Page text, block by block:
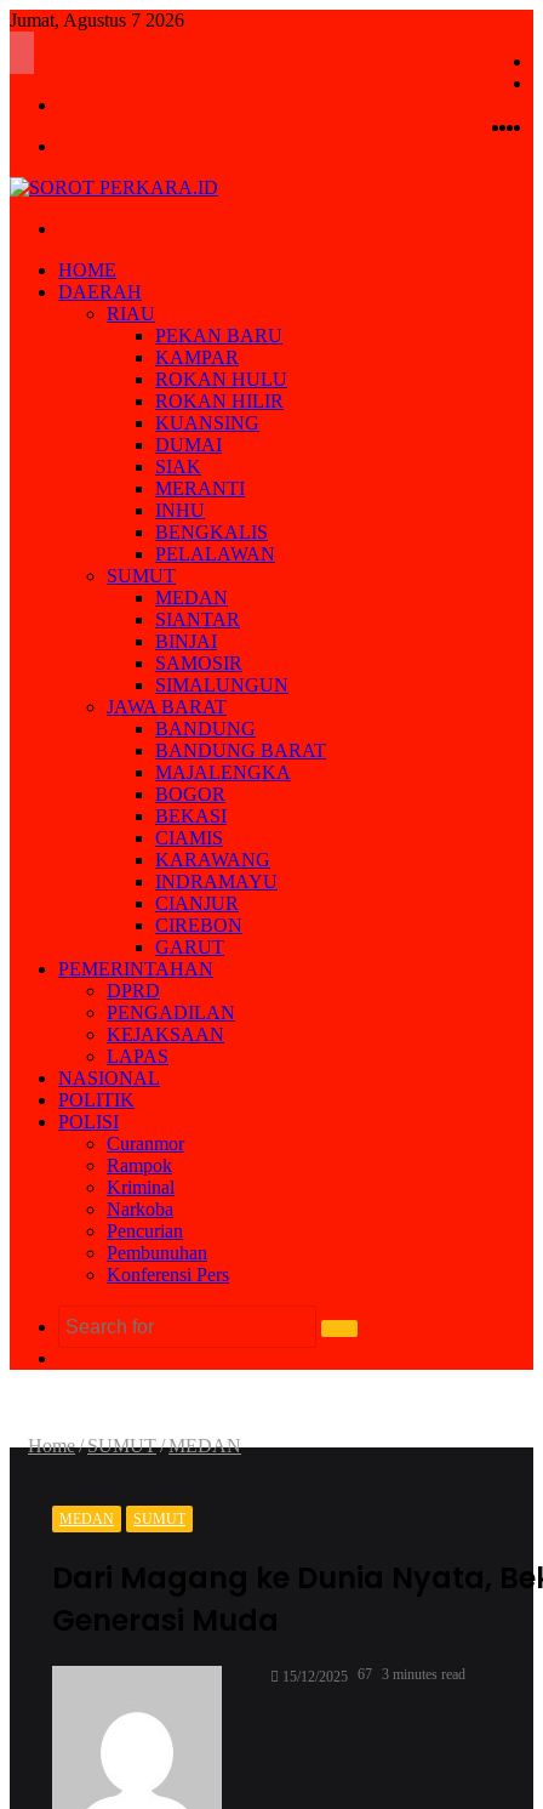
Jumat, Agustus 7 2026
HOME
DAERAH
RIAU
PEKAN BARU
KAMPAR
ROKAN HULU
ROKAN HILIR
KUANSING
DUMAI
SIAK
MERANTI
INHU
BENGKALIS
PELALAWAN
SUMUT
MEDAN
SIANTAR
BINJAI
SAMOSIR
SIMALUNGUN
JAWA BARAT
BANDUNG
BANDUNG BARAT
MAJALENGKA
BOGOR
BEKASI
CIAMIS
KARAWANG
INDRAMAYU
CIANJUR
CIREBON
GARUT
PEMERINTAHAN
DPRD
PENGADILAN
KEJAKSAAN
LAPAS
NASIONAL
POLITIK
POLISI
Curanmor
Rampok
Kriminal
Narkoba
Pencurian
Pembunuhan
Konferensi Pers
Search
for
Home/SUMUT/MEDAN
MEDAN SUMUT
Dari Magang ke Dunia Nyata,
Generasi Muda
Send15/12/2025 67 3 minutes read